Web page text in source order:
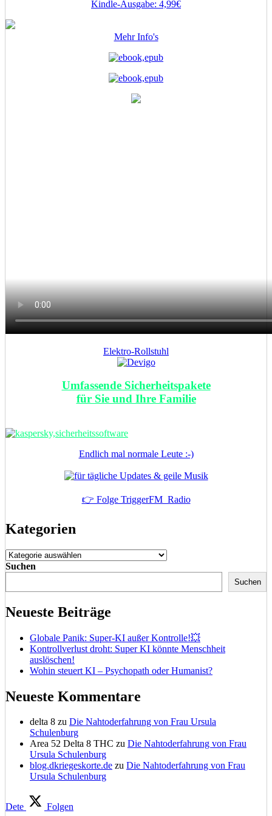
Hausdurchsuchung
Kindle-Ausgabe: 4,99€
Mehr Info's
Elektro-Rollstuhl
Umfassende Sicherheitspakete
für Sie und Ihre Familie
Endlich mal normale Leute :-)
👉 Folge TriggerFM_Radio
Kategorien
Kategorien
Suchen
Suchen
Neueste Beiträge
Globale Panik: Super-KI außer Kontrolle!💥
Kontrollverlust droht: Super KI könnte Menschheit
auslöschen!
Wohin steuert KI – Psychopath oder Humanist?
Neueste Kommentare
delta 8 zu Die Nahtoderfahrung von Frau Ursula
Schulenburg
Area 52 Delta 8 THC zu Die Nahtoderfahrung von Frau
Ursula Schulenburg
blog.dkriegeskorte.de zu Die Nahtoderfahrung von Frau
Ursula Schulenburg
Dete Folgen